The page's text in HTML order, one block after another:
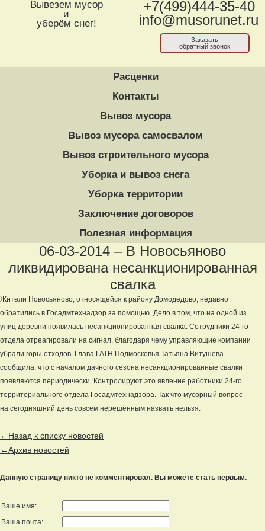
Вывезем мусор
и
уберём снег!
+7(499)444-35-40
info@musorunet.ru
Заказать
обратный звонок
Расценки
Контакты
Вывоз мусора
Вывоз мусора самосвалом
Вывоз строительного мусора
Уборка и вывоз снега
Уборка территории
Заключение договоров
Полезная информация
06-03-2014 – В Новосьяново
ликвидирована несанкционированная
свалка
Жители Новосьяново, относящейся к району Домодедово, недавно
обратились в Госадмтехнадзор за помощью. Дело в том, что на одной из
улиц деревни появилась несанкционированная свалка. Сотрудники 24-го
отдела отреагировали на сигнал, благодаря чему управляющие компании
убрали горы отходов. Глава ГАТН Подмосковья Татьяна Витушева
сообщила, что с началом дачного сезона несанкционированные свалки
появляются периодически. Контролируют это явление работники 24-го
территориального отдела Госадмтехнадзора. Так что мусорный вопрос
на сегодняшний день совсем нерешённым назвать нельзя.
←Назад к списку новостей
←Архив новостей
Данную страницу никто не комментировал. Вы можете стать первым.
Ваше имя:
Ваша почта: